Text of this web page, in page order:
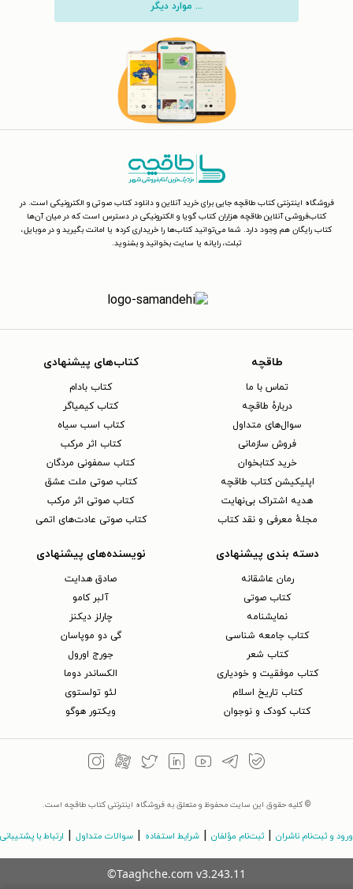
... موارد دیگر
فروشگاه اینترنتی کتاب طاقچه جایی برای خرید آنلاین و دانلود کتاب صوتی و الکترونیکی است. در
کتاب‌فروشی آنلاین طاقچه هزاران کتاب گویا و الکترونیکی در دسترس است که در میان آن‌ها
کتاب رایگان هم وجود دارد. شما می‌توانید کتاب‌ها را خریداری کرده یا امانت بگیرید و در موبایل،
تبلت، رایانه یا سایت بخوانید و بشنوید.
طاقچه
تماس با ما
دربارهٔ طاقچه
سوال‌های متداول
فروش سازمانی
خرید کتابخوان
اپلیکیشن کتاب طاقچه
هدیه اشتراک بی‌نهایت
مجلهٔ معرفی و نقد کتاب
کتاب‌های پیشنهادی
کتاب بادام
کتاب کیمیاگر
کتاب اسب سیاه
کتاب اثر مرکب
کتاب سمفونی مردگان
کتاب صوتی ملت عشق
کتاب صوتی اثر مرکب
کتاب صوتی عادت‌های اتمی
دسته بندی پیشنهادی
رمان عاشقانه
کتاب‌ صوتی
نمایشنامه
کتاب جامعه شناسی
کتاب شعر
کتاب موفقیت و خودیاری
کتاب تاریخ اسلام
کتاب کودک و نوجوان
نویسنده‌های پیشنهادی
صادق هدایت
آلبر کامو
چارلز دیکنز
گی دو موپاسان
جورج اورول
الکساندر دوما
لئو تولستوی
ویکتور هوگو
© کلیه حقوق این سایت محفوظ و متعلق به فروشگاه اینترنتی کتاب طاقچه است.
ورود و ثبت‌نام ناشران ثبت‌نام مؤلفان شرایط استفاده سوالات متداول ارتباط با پشتیبانی
©Taaghche.com v3.243.11